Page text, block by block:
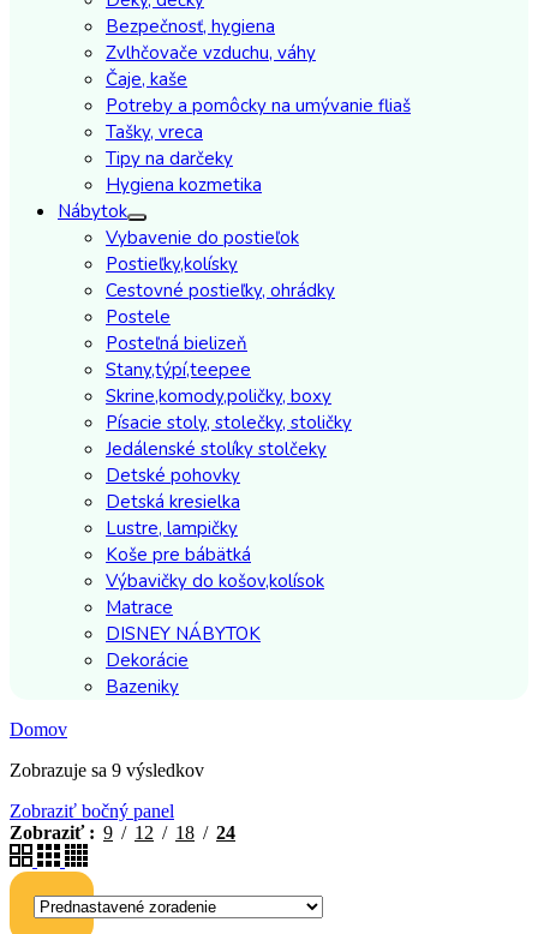
Bezpečnosť, hygiena
Zvlhčovače vzduchu, váhy
Čaje, kaše
Potreby a pomôcky na umývanie fliaš
Tašky, vreca
Tipy na darčeky
Hygiena kozmetika
Nábytok
Vybavenie do postieľok
Postieľky,kolísky
Cestovné postieľky, ohrádky
Postele
Posteľná bielizeň
Stany,týpí,teepee
Skrine,komody,poličky, boxy
Písacie stoly, stolečky, stoličky
Jedálenské stolíky stolčeky
Detské pohovky
Detská kresielka
Lustre, lampičky
Koše pre bábätká
Výbavičky do košov,kolísok
Matrace
DISNEY NÁBYTOK
Dekorácie
Bazeniky
Domov
Zobrazuje sa 9 výsledkov
Zobraziť bočný panel
Zobraziť
9 12 18 24